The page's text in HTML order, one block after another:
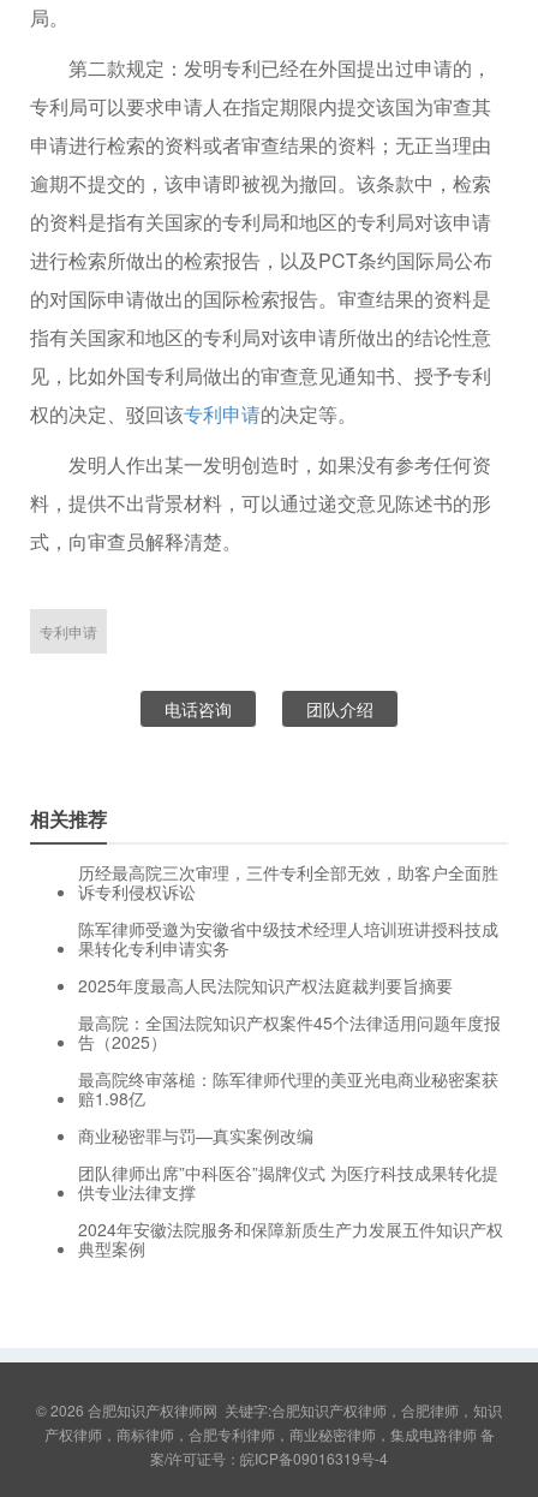
局。
第二款规定：发明专利已经在外国提出过申请的，
专利局可以要求申请人在指定期限内提交该国为审查其
申请进行检索的资料或者审查结果的资料；无正当理由
逾期不提交的，该申请即被视为撤回。该条款中，检索
的资料是指有关国家的专利局和地区的专利局对该申请
进行检索所做出的检索报告，以及PCT条约国际局公布
的对国际申请做出的国际检索报告。审查结果的资料是
指有关国家和地区的专利局对该申请所做出的结论性意
见，比如外国专利局做出的审查意见通知书、授予专利
权的决定、驳回该专利申请的决定等。
发明人作出某一发明创造时，如果没有参考任何资
料，提供不出背景材料，可以通过递交意见陈述书的形
式，向审查员解释清楚。
专利申请
电话咨询 团队介绍
相关推荐
历经最高院三次审理，三件专利全部无效，助客户全面胜
诉专利侵权诉讼
陈军律师受邀为安徽省中级技术经理人培训班讲授科技成
果转化专利申请实务
2025年度最高人民法院知识产权法庭裁判要旨摘要
最高院：全国法院知识产权案件45个法律适用问题年度报
告（2025）
最高院终审落槌：陈军律师代理的美亚光电商业秘密案获
赔1.98亿
商业秘密罪与罚—真实案例改编
团队律师出席”中科医谷”揭牌仪式 为医疗科技成果转化提
供专业法律支撑
2024年安徽法院服务和保障新质生产力发展五件知识产权
典型案例
© 2026 合肥知识产权律师网 关键字:合肥知识产权律师，合肥律师，知识
产权律师，商标律师，合肥专利律师，商业秘密律师，集成电路律师 备
案/许可证号： 皖ICP备09016319号-4